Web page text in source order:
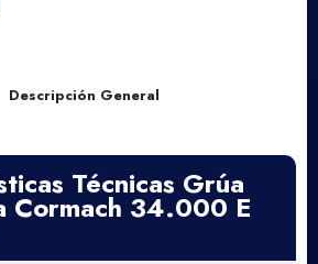
Descripción General
Técnicas Grúa
Cormach 34.000 E